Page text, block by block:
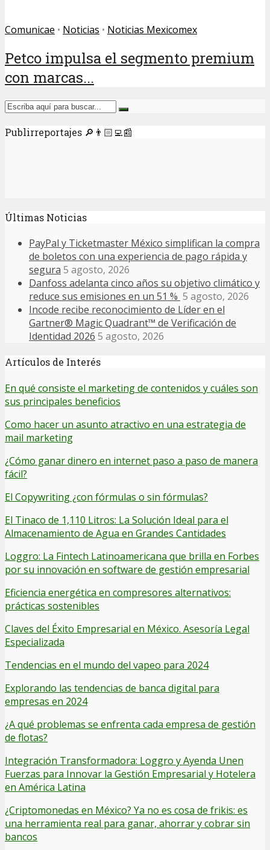
Comunicae • Noticias • Noticias Mexicomex
Petco impulsa el segmento premium
con marcas...
Publirreportajes 🔎👨🏻‍💻📰
Últimas Noticias
PayPal y Ticketmaster México simplifican la compra
de boletos con una experiencia de pago rápida y
segura 5 agosto, 2026
Danfoss adelanta cinco años su objetivo climático y
reduce sus emisiones en un 51 % 5 agosto, 2026
Incode recibe reconocimiento de Líder en el
Gartner® Magic Quadrant™ de Verificación de
Identidad 2026 5 agosto, 2026
Artículos de Interés
En qué consiste el marketing de contenidos y cuáles son
sus principales beneficios
Como hacer un asunto atractivo en una estrategia de
mail marketing
¿Cómo ganar dinero en internet paso a paso de manera
fácil?
El Copywriting ¿con fórmulas o sin fórmulas?
El Tinaco de 1,110 Litros: La Solución Ideal para el
Almacenamiento de Agua en Grandes Cantidades
Loggro: La Fintech Latinoamericana que brilla en Forbes
por su innovación en software de gestión empresarial
Eficiencia energética en compresores alternativos:
prácticas sostenibles
Claves del Éxito Empresarial en México. Asesoría Legal
Especializada
Tendencias en el mundo del vapeo para 2024
Explorando las tendencias de banca digital para
empresas en 2024
¿A qué problemas se enfrenta cada empresa de gestión
de flotas?
Integración Transformadora: Loggro y Ayenda Unen
Fuerzas para Innovar la Gestión Empresarial y Hotelera
en América Latina
¿Criptomonedas en México? Ya no es cosa de frikis: es
una herramienta real para ganar, ahorrar y cobrar sin
bancos